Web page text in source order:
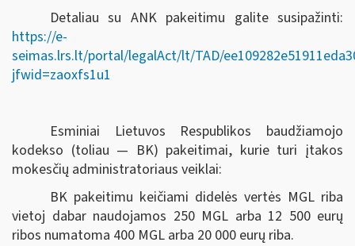
Detaliau su ANK pakeitimu galite susipažinti:
https://e-
seimas.lrs.lt/portal/legalAct/lt/TAD/
jfwid=zaoxfs1u1
Esminiai Lietuvos Respublikos baudžiamojo
kodekso (toliau — BK) pakeitimai, kurie turi įtakos
mokesčių administratoriaus veiklai:
BK pakeitimu keičiami didelės vertės MGL riba
vietoj dabar naudojamos 250 MGL arba 12 500 eurų
ribos numatoma 400 MGL arba 20 000 eurų riba.